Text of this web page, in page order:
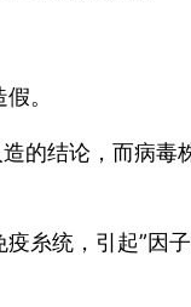
。
的结论，而病毒
糸统，引起”因